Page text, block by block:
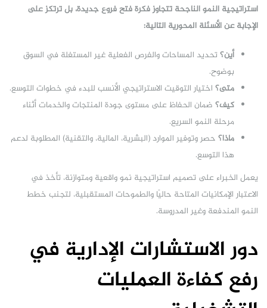
استراتيجية النمو الناجحة تتجاوز فكرة فتح فروع جديدة، بل ترتكز على
الإجابة عن الأسئلة المحورية التالية:
أين؟ تحديد المساحات والفرص الفعلية غير المستغلة في السوق
بوضوح.
متى؟ اختيار التوقيت الاستراتيجي الأنسب للبدء في خطوات التوسع.
كيف؟ ضمان الحفاظ على مستوى جودة المنتجات والخدمات أثناء
مرحلة النمو السريع.
ماذا؟ حصر وتوفير الموارد (البشرية، المالية، والتقنية) المطلوبة لدعم
هذا التوسع.
يعمل الخبراء على تصميم استراتيجية نمو واقعية ومتوازنة، تأخذ في
الاعتبار الإمكانيات المتاحة حاليًا والطموحات المستقبلية، لتجنب خطط
النمو المندفعة وغير المدروسة.
دور الاستشارات الإدارية في
رفع كفاءة العمليات